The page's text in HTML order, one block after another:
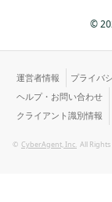
©
運営者情報 プライバ
ヘルプ・お問い合わせ
クライアント識別情報
© CyberAgent, Inc. All